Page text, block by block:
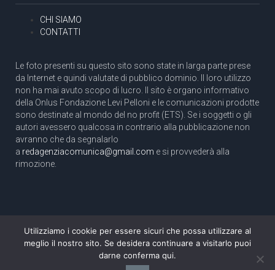
CHI SIAMO
CONTATTI
Le foto presenti su questo sito sono state in larga parte prese
da Internet e quindi valutate di pubblico dominio. Il loro utilizzo
non ha mai avuto scopo di lucro. Il sito è organo informativo
della Onlus Fondazione Levi Pelloni e le comunicazioni prodotte
sono destinate al mondo del no profit (ETS). Se i soggetti o gli
autori avessero qualcosa in contrario alla pubblicazione non
avranno che da segnalarlo
a redagenziacomunica@gmail.com e si provvederà alla
rimozione.
Copyright 2003 com.unica - Tutti i diritti riservati
Aut. Tribunale di Roma N. 466/2003 dell'11/11/2003
Direttore responsabile: Pino Pelloni [direttore@agenziacomunica.net]
Utilizziamo i cookie per essere sicuri che possa utilizzare al
meglio il nostro sito. Se desidera continuare a visitarlo puoi
darne conferma qui.